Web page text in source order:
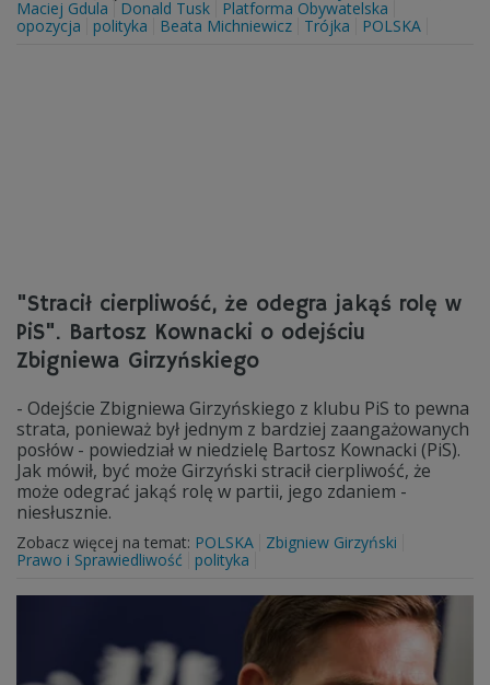
Maciej Gdula
Donald Tusk
Platforma Obywatelska
opozycja
polityka Beata Michniewicz Trójka POLSKA
"Stracił cierpliwość, że odegra jakąś rolę w
PiS". Bartosz Kownacki o odejściu
Zbigniewa Girzyńskiego
- Odejście Zbigniewa Girzyńskiego z klubu PiS to pewna
strata, ponieważ był jednym z bardziej zaangażowanych
posłów - powiedział w niedzielę Bartosz Kownacki (PiS).
Jak mówił, być może Girzyński stracił cierpliwość, że
może odegrać jakąś rolę w partii, jego zdaniem -
niesłusznie.
Zobacz więcej na temat: POLSKA
Zbigniew Girzyński
Prawo i Sprawiedliwość
polityka